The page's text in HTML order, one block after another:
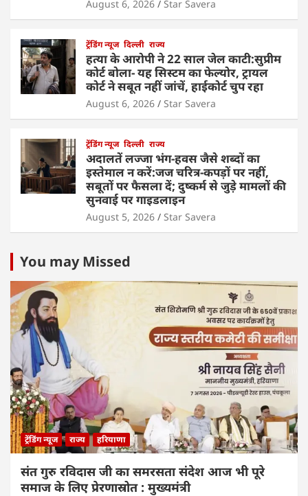
August 6, 2026 Star Savera
ट्रेंडिंग न्यूज दिल्ली राज्य
हत्या के आरोपी ने 22 साल जेल काटी:सुप्रीम
कोर्ट बोला- यह सिस्टम का फेल्योर, ट्रायल
कोर्ट ने सबूत नहीं जांचें, हाईकोर्ट चुप रहा
August 6, 2026 Star Savera
ट्रेंडिंग न्यूज दिल्ली राज्य
अदालतें लज्जा भंग-हवस जैसे शब्दों का
इस्तेमाल न करें:जज चरित्र-कपड़ों पर नहीं,
सबूतों पर फैसला दें; दुष्कर्म से जुड़े मामलों की
सुनवाई पर गाइडलाइन
August 5, 2026 Star Savera
You may Missed
ट्रेंडिंग न्यूज राज्य हरियाणा
संत गुरु रविदास जी का समरसता संदेश आज भी पूरे
समाज के लिए प्रेरणास्रोत : मुख्यमंत्री